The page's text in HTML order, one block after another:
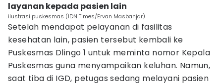
layanan kepada pasien lain
ilustrasi puskesmas (IDN Times/Ervan Masbanjar)
Setelah mendapat pelayanan di fasilitas
kesehatan lain, pasien tersebut kembali ke
Puskesmas Dlingo 1 untuk meminta nomor Kepala
Puskesmas guna menyampaikan keluhan. Namun,
saat tiba di IGD, petugas sedang melayani pasien